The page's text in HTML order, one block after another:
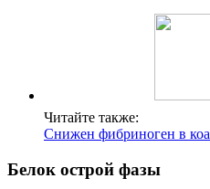
Читайте также:
Снижен фибриноген в
Белок острой фазы